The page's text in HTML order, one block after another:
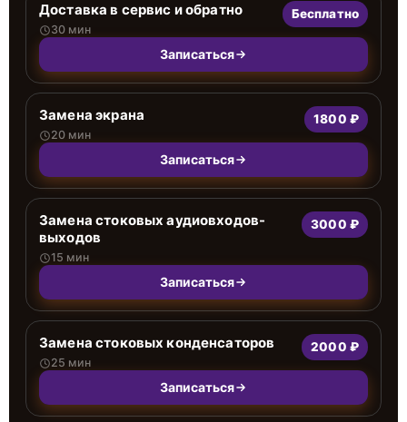
Доставка в сервис и обратно
30 мин
Бесплатно
Записаться
Замена экрана
20 мин
1800 ₽
Записаться
Замена стоковых аудиовходов-
выходов
15 мин
3000 ₽
Записаться
Замена стоковых конденсаторов
25 мин
2000 ₽
Записаться